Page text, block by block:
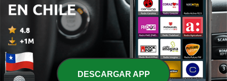
28 mayo 2020
4 #3 movimiento, amor propio, grietas y collages
24 mayo 2020
3 - #2 arquitectura, instalaciones y residencias
24 mayo 2020
DESCARGAR APP